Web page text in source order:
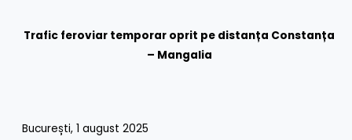
Trafic feroviar temporar oprit pe distanța Constanța
– Mangalia
București, 1 august 2025